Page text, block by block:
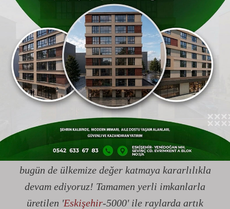
Projenin detaylarına ve millî teknoloji hamlesi
içerisindeki önemine ilişkin resmi açıklamalarda
bulunan AK PartiEskişehirİl Başkanı Gürhan
Albayrak,Eskişehir'in genetik bir üretim koduna
sahip olduğunu belirterek şunları söyledi:
Eskişehir’imizin genlerinde üretmek, katma
değer sağlamak var. Bizler Karakurt ve
Devrim'den aldığımız o büyük ilham ve inançla,
bugün de ülkemize değer katmaya kararlılıkla
devam ediyoruz! Tamamen yerli imkanlarla
üretilen 'Eskişehir-5000' ile raylarda artık